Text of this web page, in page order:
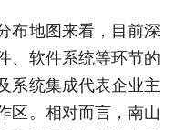
布地图来看，目前深
、软件系统等环节的
系统集成代表企业主
区。相对而言，南山